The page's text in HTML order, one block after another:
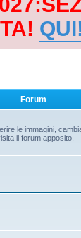
QUI!
Forum
le immagini,
il forum apposito.